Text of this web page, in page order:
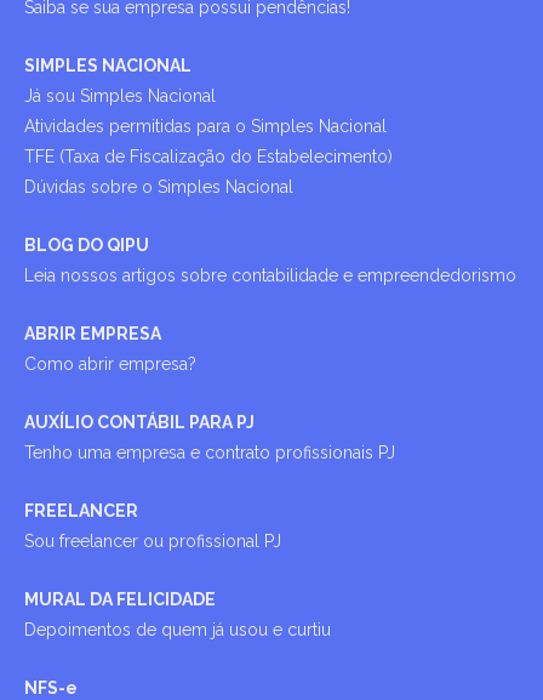
Saiba se sua empresa possui pendências!
SIMPLES NACIONAL
Já sou Simples Nacional
Atividades permitidas para o Simples Nacional
TFE (Taxa de Fiscalização do Estabelecimento)
Dúvidas sobre o Simples Nacional
BLOG DO QIPU
Leia nossos artigos sobre contabilidade e empreendedorismo
ABRIR EMPRESA
Como abrir empresa?
AUXÍLIO CONTÁBIL PARA PJ
Tenho uma empresa e contrato profissionais PJ
FREELANCER
Sou freelancer ou profissional PJ
MURAL DA FELICIDADE
Depoimentos de quem já usou e curtiu
NFS-e